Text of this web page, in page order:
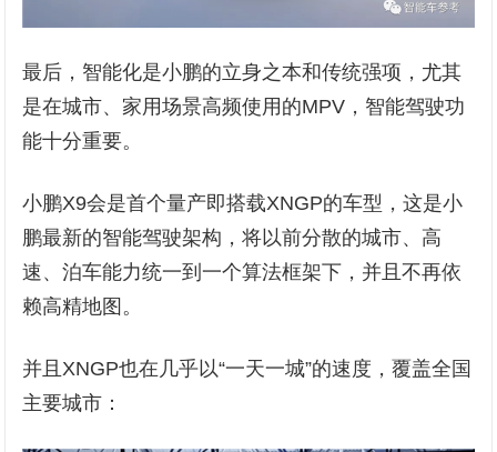
最后，智能化是小鹏的立身之本和传统强项，尤其
是在城市、家用场景高频使用的MPV，智能驾驶功
能十分重要。
小鹏X9会是首个量产即搭载XNGP的车型，这是小
鹏最新的智能驾驶架构，将以前分散的城市、高
速、泊车能力统一到一个算法框架下，并且不再依
赖高精地图。
并且XNGP也在几乎以“一天一城”的速度，覆盖全国
主要城市：